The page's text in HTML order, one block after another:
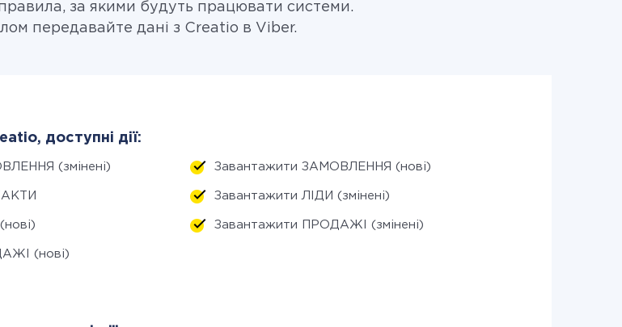
за якими будуть працювати системи.
передавайте дані з Creatio в Viber.
доступні дії:
(змінені) Завантажити ЗАМОВЛЕННЯ (нові)
Завантажити ЛІДИ (змінені)
Завантажити ПРОДАЖІ (змінені)
(нові)